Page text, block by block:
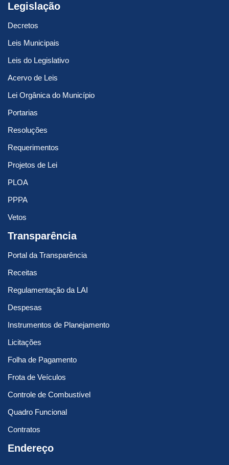
Legislação
Decretos
Leis Municipais
Leis do Legislativo
Acervo de Leis
Lei Orgânica do Município
Portarias
Resoluções
Requerimentos
Projetos de Lei
PLOA
PPPA
Vetos
Transparência
Portal da Transparência
Receitas
Regulamentação da LAI
Despesas
Instrumentos de Planejamento
Licitações
Folha de Pagamento
Frota de Veículos
Controle de Combustível
Quadro Funcional
Contratos
Endereço